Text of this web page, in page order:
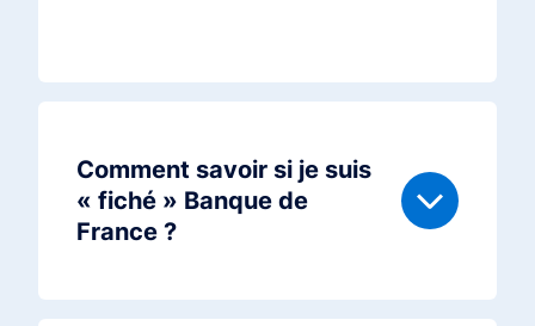
Comment savoir si je suis
« fiché » Banque de
France ?